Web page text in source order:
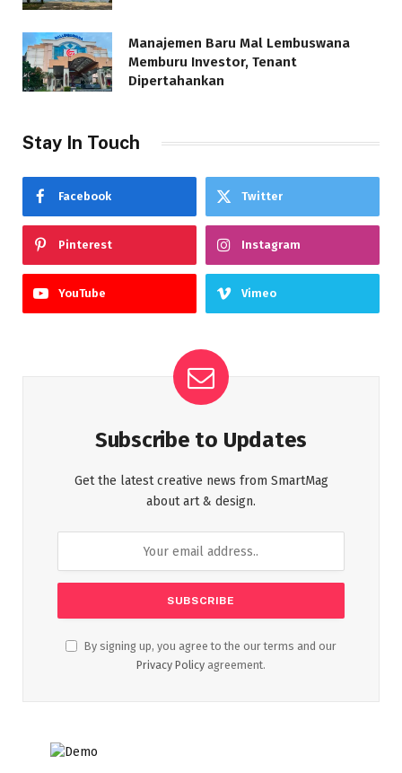
Manajemen Baru Mal Lembuswana
Memburu Investor, Tenant
Dipertahankan
Stay In Touch
Facebook Twitter
Pinterest Instagram
YouTube Vimeo
Subscribe to Updates
Get the latest creative news from SmartMag
about art & design.
By signing up, you agree to the our terms and our
Privacy Policy agreement.